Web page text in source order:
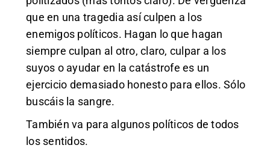
que en una tragedia así culpen a los
enemigos políticos. Hagan lo que hagan
siempre culpan al otro, claro, culpar a los
suyos o ayudar en la catástrofe es un
ejercicio demasiado honesto para ellos. Sólo
buscáis la sangre.
También va para algunos políticos de todos
los sentidos.